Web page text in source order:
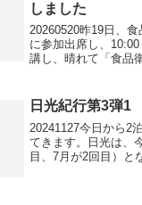
しました
20260520昨19日、
に参加出席し、
講し、晴れて「食品
170名の受講者の中
日光紀行第3弾1
20241127今日から2
てきます。日光は、
目、7月が2回目）と